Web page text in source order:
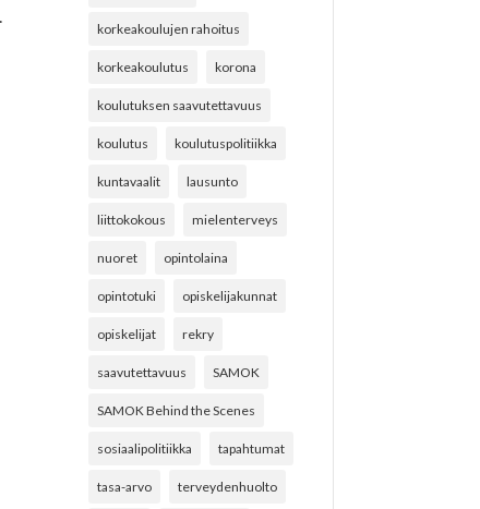
korkeakoulujen rahoitus
korkeakoulutus korona
koulutuksen saavutettavuus
koulutus koulutuspolitiikka
kuntavaalit lausunto
liittokokous mielenterveys
nuoret opintolaina
opintotuki opiskelijakunnat
opiskelijat rekry
saavutettavuus SAMOK
SAMOK Behind the Scenes
sosiaalipolitiikka tapahtumat
tasa-arvo terveydenhuolto